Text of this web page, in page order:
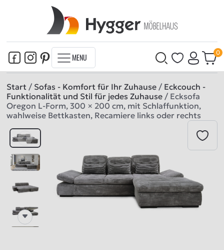
MENU
Start / Sofas - Komfort für Ihr Zuhause / Eckcouch -
Funktionalität und Stil für jedes Zuhause / Ecksofa
Oregon L‑Form, 300 × 200 cm, mit Schlaffunktion,
wahlweise Bettkasten, Recamiere links oder rechts